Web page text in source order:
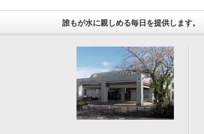
誰もが水に親しめる毎日を提供します。